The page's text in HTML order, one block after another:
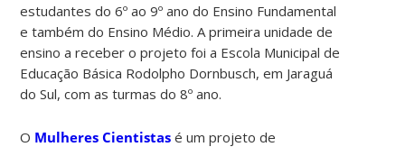
estudantes do 6º ao 9º ano do Ensino Fundamental
e também do Ensino Médio. A primeira unidade de
ensino a receber o projeto foi a Escola Municipal de
Educação Básica Rodolpho Dornbusch, em Jaraguá
do Sul, com as turmas do 8º ano.
O Mulheres Cientistas é um projeto de